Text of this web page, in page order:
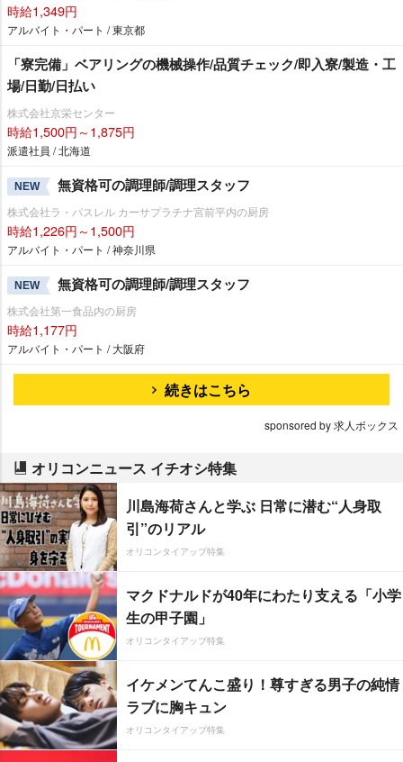
時給1,349円
アルバイト・パート / 東京都
「寮完備」ベアリングの機械操作/品質チェック/即入寮/製造・工
場/日勤/日払い
株式会社京栄センター
時給1,500円～1,875円
派遣社員 / 北海道
NEW 無資格可の調理師/調理スタッフ
株式会社ラ・パスレル カーサプラチナ宮前平内の厨房
時給1,226円～1,500円
アルバイト・パート / 神奈川県
NEW 無資格可の調理師/調理スタッフ
株式会社第一食品内の厨房
時給1,177円
アルバイト・パート / 大阪府
続きはこちら
sponsored by 求人ボックス
オリコンニュース イチオシ特集
川島海荷さんと学ぶ 日常に潜む“人身取
引”のリアル
オリコンタイアップ特集
マクドナルドが40年にわたり支える「小学
生の甲子園」
オリコンタイアップ特集
イケメンてんこ盛り！尊すぎる男子の純情
ラブに胸キュン
オリコンタイアップ特集